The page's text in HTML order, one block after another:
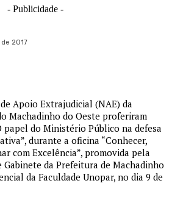
- Publicidade -
2017
Apoio Extrajudicial (NAE) da
Machadinho do Oeste proferiram
papel do Ministério Público na defesa
durante a oficina “Conhecer,
com Excelência”, promovida pela
da Prefeitura de Machadinho
da Faculdade Unopar, no dia 9 de